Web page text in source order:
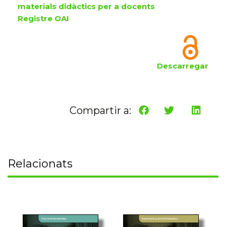
materials didàctics per a docents
Registre OAI
Descarregar
Compartir a:
Relacionats